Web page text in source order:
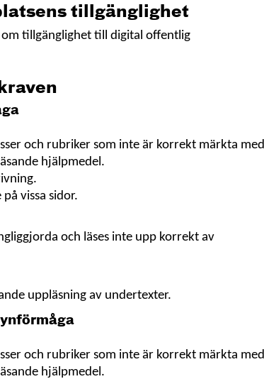
tillgänglighet
tillgänglighet till digital offentlig
och rubriker som inte är korrekt märkta med
hjälpmedel.
vissa sidor.
och läses inte upp korrekt av
uppläsning av undertexter.
och rubriker som inte är korrekt märkta med
hjälpmedel.